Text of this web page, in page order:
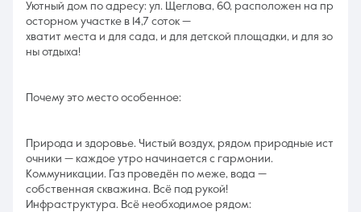
Уютный дом по адресу: ул. Щеглова, 60, расположен на пр
осторном участке в 14,7 соток —
хватит места и для сада, и для детской площадки, и для зо
ны отдыха!
Почему это место особенное:
Природа и здоровье. Чистый воздух, рядом природные ист
очники — каждое утро начинается с гармонии.
Коммуникации. Газ проведён по меже, вода —
собственная скважина. Всё под рукой!
Инфраструктура. Всё необходимое рядом: